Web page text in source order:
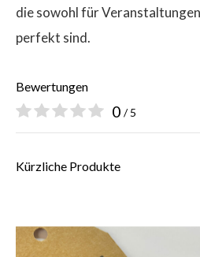
die sowohl für
perfekt sind.
Bewertungen
0 / 5
Kürzliche Produkte